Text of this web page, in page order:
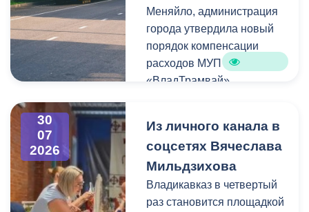
преобразования
набережной Терека как
главной прогулочной зоны
Владикавказа.
Колхидова и руководителя
Северо-Осетинского
отделения студенческих
отрядов Олега Габараева
и всех неравнодушных
гуманитарной помощи для
бойцов.
Мой канал в Макс.
Меняйло, администрация
города утвердила новый
порядок компенсации
расходов МУП
«ВладТрамвай».
проездной, необходимо
сдать фотографию 3×4 в
администрацию своей
школы. Проездной будет
действовать до конца
30
07
2026
Из личного канала в
соцсетях Вячеслава
Мильдзихова
Владикавказ в четвертый
раз становится площадкой